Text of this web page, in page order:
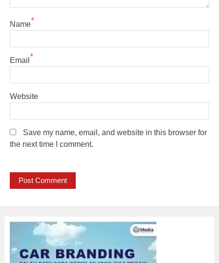
Name*
Email *
Website
Save my name, email, and website in this browser for
the next time I comment.